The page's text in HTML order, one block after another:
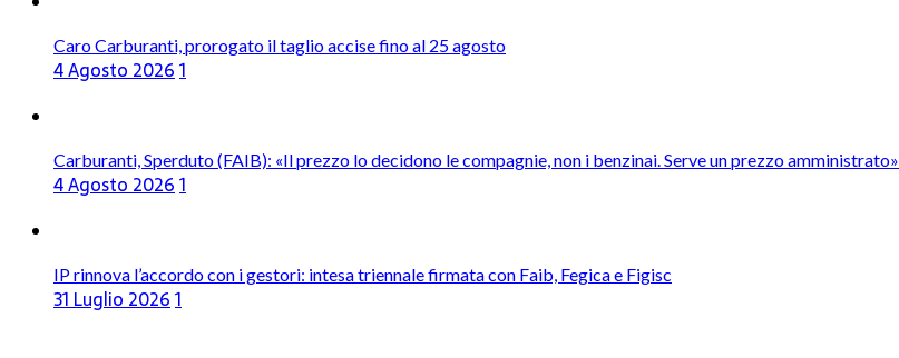
Caro Carburanti, prorogato il taglio accise fino al 25 agosto
4 Agosto 20261
Carburanti, Sperduto (FAIB): «Il prezzo lo decidono le compagnie, non i benzinai. Serve un prezzo amministrato»
4 Agosto 20261
IP rinnova l’accordo con i gestori: intesa triennale firmata con Faib, Fegica e Figisc
31 Luglio 20261